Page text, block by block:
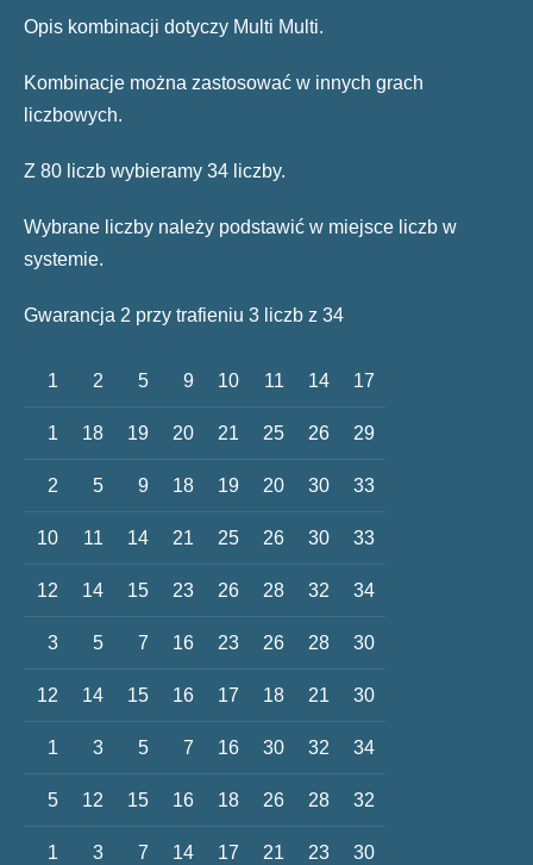
Opis kombinacji dotyczy Multi Multi.
Kombinacje można zastosować w innych grach
liczbowych.
Z 80 liczb wybieramy 34 liczby.
Wybrane liczby należy podstawić w miejsce liczb w
systemie.
Gwarancja 2 przy trafieniu 3 liczb z 34
1 2 5 9 10 11 14 17
1 18 19 20 21 25 26 29
2 5 9 18 19 20 30 33
10 11 14 21 25 26 30 33
12 14 15 23 26 28 32 34
3 5 7 16 23 26 28 30
12 14 15 16 17 18 21 30
1 3 5 7 16 30 32 34
5 12 15 16 18 26 28 32
1 3 7 14 17 21 23 30